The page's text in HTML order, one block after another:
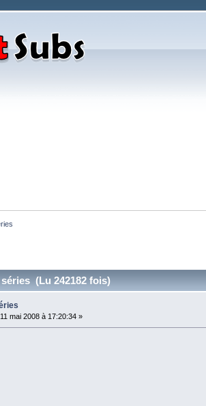
(Lu 242182 fois)
11 mai 2008 à 17:20:34 »